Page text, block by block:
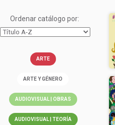
Ordenar catálogo por:
ARTE
ARTE Y GÉNERO
AUDIOVISUAL | OBRAS
AUDIOVISUAL | TEORÍA